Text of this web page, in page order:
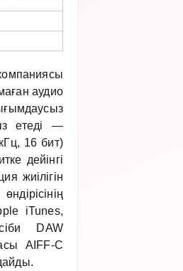
аудио
етеді —
16 бит)
дейінгі
жиілігін
iTunes,
DAW
AIFF-C